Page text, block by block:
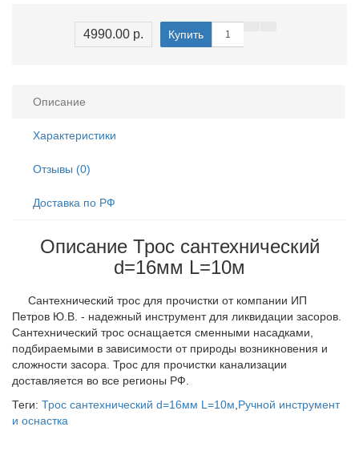
4990.00 р. Купить
Описание
Характеристики
Отзывы (0)
Доставка по РФ
Описание Трос сантехнический
d=16мм L=10м
Сантехнический трос для прочистки от компании ИП
Петров Ю.В. - надежный инструмент для ликвидации засоров.
Сантехнический трос оснащается сменными насадками,
подбираемыми в зависимости от природы возникновения и
сложности засора. Трос для прочистки канализации
доставляется во все регионы РФ.
Теги: Трос сантехнический d=16мм L=10м Ручной инструмент
и оснастка